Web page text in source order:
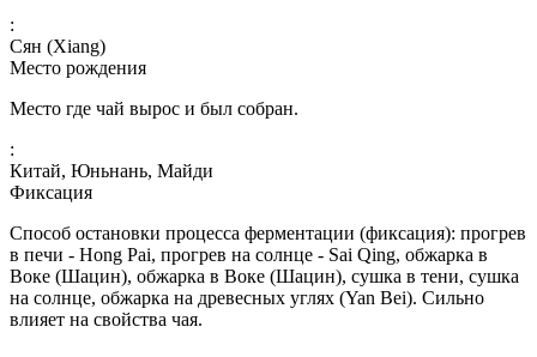
:
Сян (Xiang)
Место рождения
Место где чай вырос и был собран.
:
Китай, Юньнань, Майди
Фиксация
Способ остановки процесса ферментации (фиксация): прогрев
в печи - Hong Pai, прогрев на солнце - Sai Qing, обжарка в
Воке (Шацин), обжарка в Воке (Шацин), сушка в тени, сушка
на солнце, обжарка на древесных углях (Yan Bei). Сильно
влияет на свойства чая.